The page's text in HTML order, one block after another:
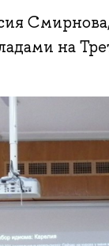
на